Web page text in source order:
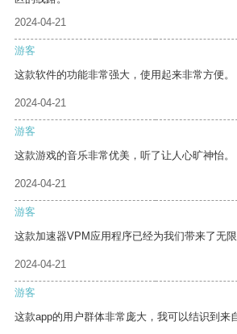
2024-04-21
游客
这款软件的功能非常强大，使用起来非常方便。
2024-04-21
游客
这款游戏的音乐非常优美，听了让人心旷神怡。
2024-04-21
游客
这款加速器VPM应用程序已经为我们带来了无限
2024-04-21
游客
这款app的用户群体非常庞大，我可以结识到来